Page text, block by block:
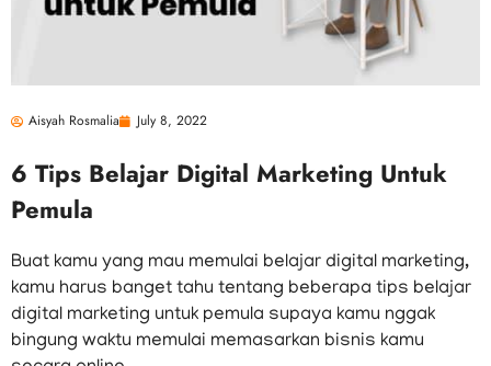
Aisyah Rosmalia July 8, 2022
6 Tips Belajar Digital Marketing Untuk
Pemula
Buat kamu yang mau memulai belajar digital marketing,
kamu harus banget tahu tentang beberapa tips belajar
digital marketing untuk pemula supaya kamu nggak
bingung waktu memulai memasarkan bisnis kamu